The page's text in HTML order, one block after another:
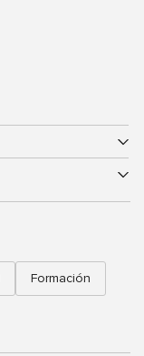
Formación